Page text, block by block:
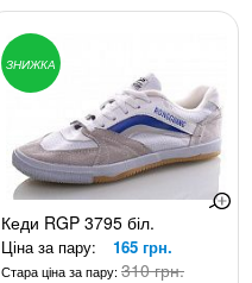
ЗНИЖКА
Кеди RGP 3795 біл.
Ціна за пару: 165 грн.
Стара ціна за пару:310 грн.